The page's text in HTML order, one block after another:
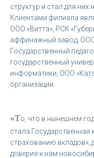
структур и стал для
Клиентами филиала
ООО «Витта», РСК
аффинажный завод, ООО
Государственный
государственный
информатики, ООО
организации.
«То, что в нынешнем
стала Государственная
страхованию вкладов»,
доверия к нам